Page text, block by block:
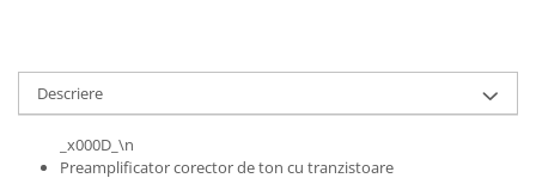
Descriere
_x000D_\n
Preamplificator corector de ton cu tranzistoare